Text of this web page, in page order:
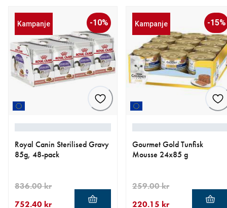
Kampanje -10%
Royal Canin Sterilised Gravy
85g, 48-pack
752.40 kr
836.00 kr
Kampanje -15%
Gourmet Gold Tunfisk
Mousse 24x85 g
220.15 kr
259.00 kr